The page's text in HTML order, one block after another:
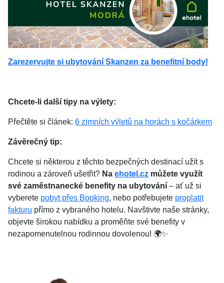
Zarezervujte si ubytování Skanzen za benefitní body!
Chcete-li další tipy na výlety:
Přečtěte si článek: 6 zimních výletů na horách s kočárkem
Závěrečný tip:
Chcete si některou z těchto bezpečných destinací užít s
rodinou a zároveň ušetřit? Na ehotel.cz můžete využít
své zaměstnanecké benefity na ubytování – ať už si
vyberete pobyt přes Booking, nebo potřebujete proplatit
fakturu přímo z vybraného hotelu. Navštivte naše stránky,
objevte širokou nabídku a proměňte své benefity v
nezapomenutelnou rodinnou dovolenou! 🌍✨